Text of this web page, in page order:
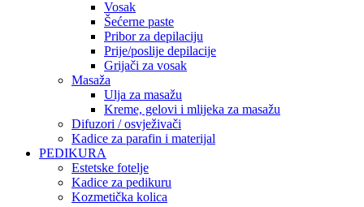
Vosak
Šećerne paste
Pribor za depilaciju
Prije/poslije depilacije
Grijači za vosak
Masaža
Ulja za masažu
Kreme, gelovi i mlijeka za masažu
Difuzori / osvježivači
Kadice za parafin i materijal
PEDIKURA
Estetske fotelje
Kadice za pedikuru
Kozmetička kolica